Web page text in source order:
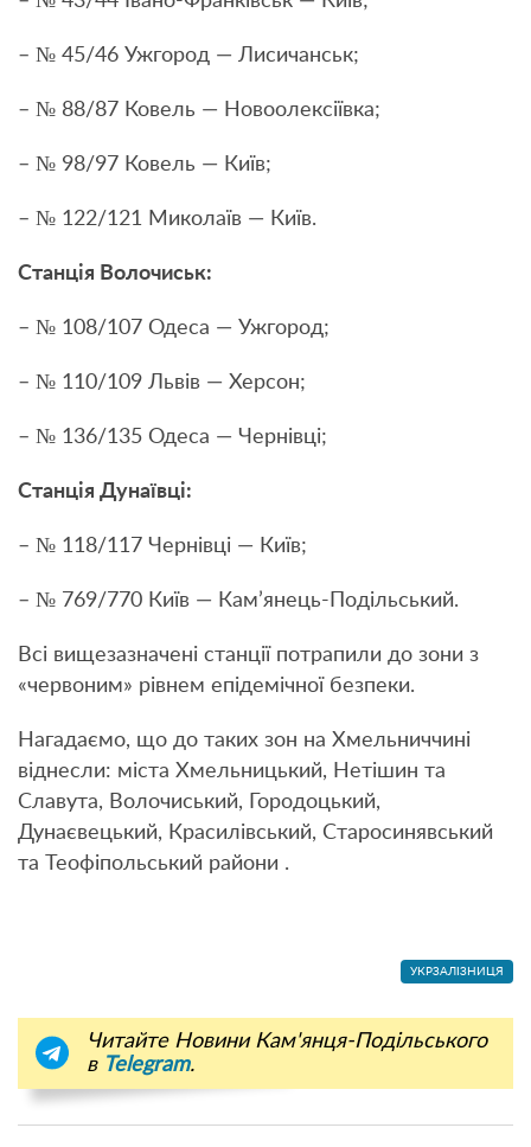
– № 45/46 Ужгород — Лисичанськ;
– № 88/87 Ковель — Новоолексіївка;
– № 98/97 Ковель — Київ;
– № 122/121 Миколаїв — Київ.
Станція Волочиськ:
– № 108/107 Одеса — Ужгород;
– № 110/109 Львів — Херсон;
– № 136/135 Одеса — Чернівці;
Станція Дунаївці:
– № 118/117 Чернівці — Київ;
– № 769/770 Київ — Кам’янець-Подільський.
Всі вищезазначені станції потрапили до зони з
«червоним» рівнем епідемічної безпеки.
Нагадаємо, що до таких зон на Хмельниччині
віднесли: міста Хмельницький, Нетішин та
Славута, Волочиський, Городоцький,
Дунаєвецький, Красилівський, Старосинявський
та Теофіпольський райони .
УКРЗАЛІЗНИЦЯ
Читайте Новини Кам'янця-Подільського
в Telegram.